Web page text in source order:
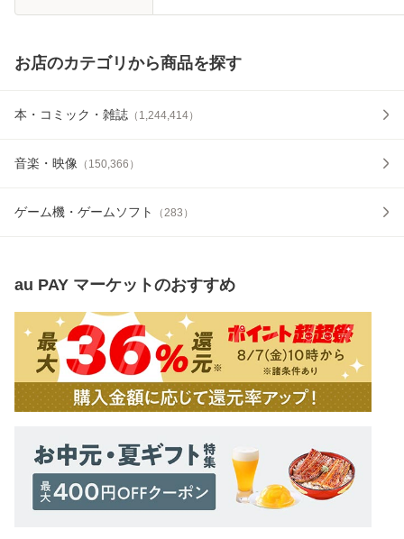
お店のカテゴリから商品を探す
本・コミック・雑誌 （ 1,244,414）
音楽・映像 （ 150,366 ）
ゲーム機・ゲームソフト （283 ）
au PAY マーケットのおすすめ